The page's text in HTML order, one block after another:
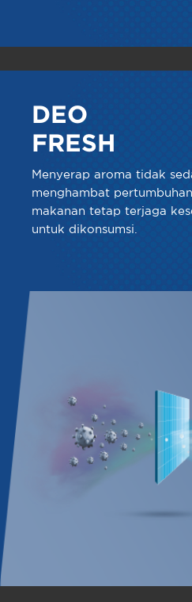
DEO
FRESH
Menyerap aroma tidak
menghambat
makanan tetap terjaga
untuk dikonsumsi.